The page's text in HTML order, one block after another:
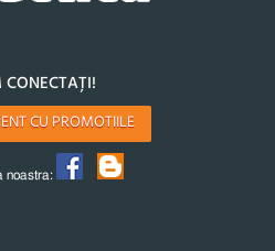
CONECTAȚI!
CU PROMOTIILE
noastra: